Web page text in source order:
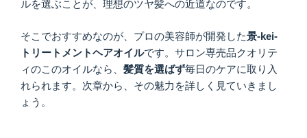
ルを選ぶことが、理想のツヤ髪への近道なのです。
そこでおすすめなのが、プロの美容師が開発した景-kei-
トリートメントヘアオイルです。サロン専売品クオリテ
ィのこのオイルなら、 髪質を選ばず毎日のケアに取り入
れられます。次章から、その魅力を詳しく見ていきまし
ょう。